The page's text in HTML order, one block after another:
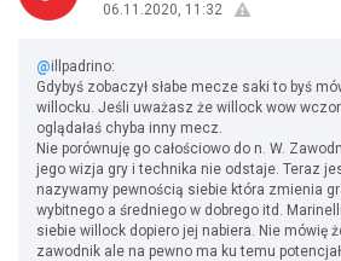
06.11.2020, 11:32
@illpadrino:
Gdybyś zobaczył słabe mecze saki to byś
willocku. Jeśli uważasz że willock wow
oglądałaś chyba inny mecz.
Nie porównuję go całościowo do n. W.
jego wizja gry i technika nie odstaje. Teraz
nazywamy pewnością siebie która zmienia
wybitnego a średniego w dobrego itd.
siebie willock dopiero jej nabiera. Nie mówię
zawodnik ale na pewno ma ku temu